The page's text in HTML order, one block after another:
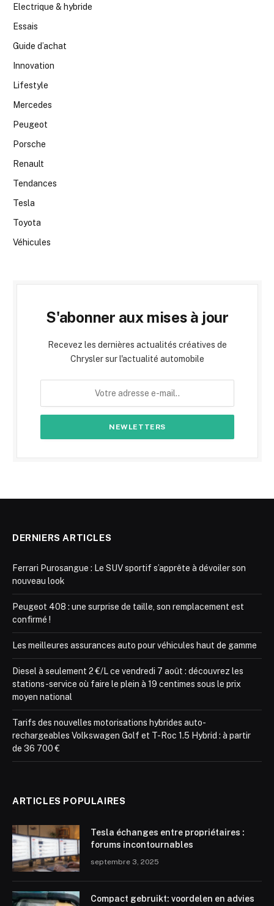
Electrique & hybride
Essais
Guide d’achat
Innovation
Lifestyle
Mercedes
Peugeot
Porsche
Renault
Tendances
Tesla
Toyota
Véhicules
S'abonner aux mises à jour
Recevez les dernières actualités créatives de
Chrysler sur l'actualité automobile
DERNIERS ARTICLES
Ferrari Purosangue : Le SUV sportif s’apprête à dévoiler son
nouveau look
Peugeot 408 : une surprise de taille, son remplacement est
confirmé !
Les meilleures assurances auto pour véhicules haut de gamme
Diesel à seulement 2 €/L ce vendredi 7 août : découvrez les
stations-service où faire le plein à 19 centimes sous le prix
moyen national
Tarifs des nouvelles motorisations hybrides auto-
rechargeables Volkswagen Golf et T-Roc 1.5 Hybrid : à partir
de 36 700 €
ARTICLES POPULAIRES
Tesla échanges entre propriétaires :
forums incontournables
septembre 3, 2025
Compact gebruikt: voordelen en advies